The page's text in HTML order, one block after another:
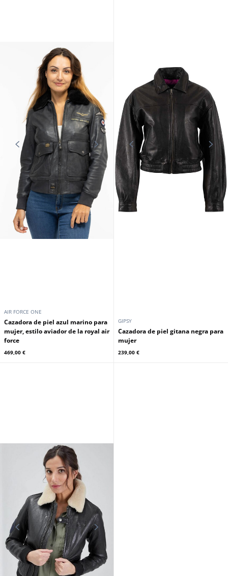
AIR FORCE ONE
Cazadora de piel azul marino para
mujer, estilo aviador de la royal air
force
469,00 €
GIPSY
Cazadora de piel gitana negra para
mujer
239,00 €